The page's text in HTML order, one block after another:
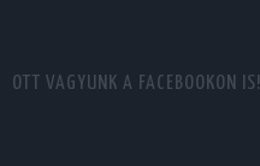
OTT VAGYUNK A FACEBOOKON IS!